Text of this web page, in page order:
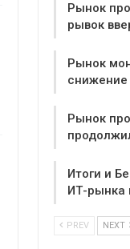
Рынок
рывок
Рынок
снижение
Рынок
Итоги и
ИТ-рынка
PREV NEXT